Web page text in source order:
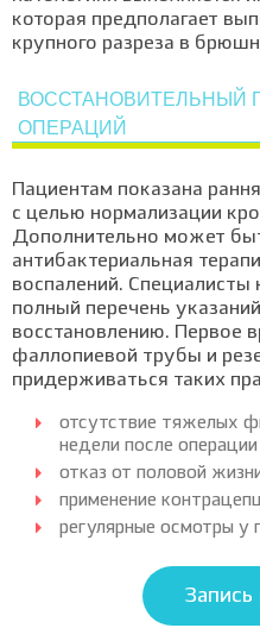
которая предполагает
крупного разреза в
ВОССТАНОВИТЕЛЬНЫЙ
ОПЕРАЦИЙ
Пациентам показана
с целью нормализации
Дополнительно может
антибактериальная
воспалений.
полный перечень
восстановлению. Первое
фаллопиевой трубы и
придерживаться таких
отсутствие тяжелых
недели после операции
отказ от половой
применение
регулярные осмотры у
Запись